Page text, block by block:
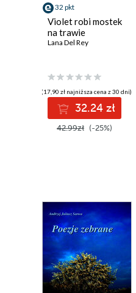
32 pkt
Violet robi mostek
na trawie
Lana Del Rey
(17,90 zł najniższa cena z 30 dni)
32.24 zł
42.99zł (-25%)